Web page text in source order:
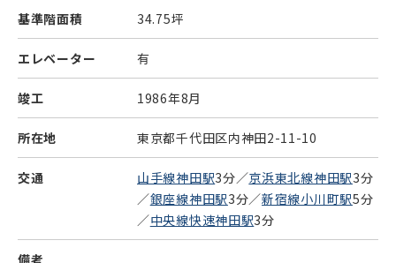
基準階面積 34.75坪
エレベーター 有
竣工 1986年8月
所在地 東京都千代田区内神田2-11-10
交通 山手線神田駅3分／京浜東北線神田駅3分
／銀座線神田駅3分／新宿線小川町駅5分
／中央線快速神田駅3分
備考